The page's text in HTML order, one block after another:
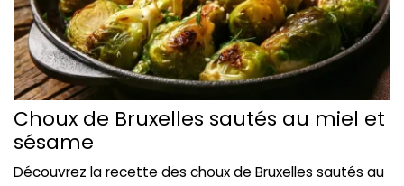
Choux de Bruxelles sautés au miel et
sésame
Découvrez la recette des choux de Bruxelles sautés au